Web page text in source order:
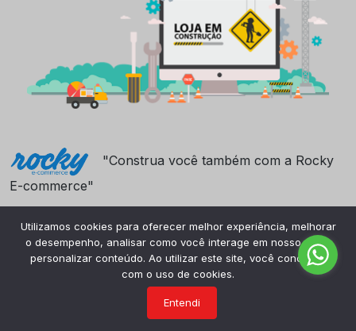
"Construa você também com a Rocky
E-commerce"
Utilizamos cookies para oferecer melhor experiência, melhorar
o desempenho, analisar como você interage em nosso site e
personalizar conteúdo. Ao utilizar este site, você concorda
com o uso de cookies.
Entendi